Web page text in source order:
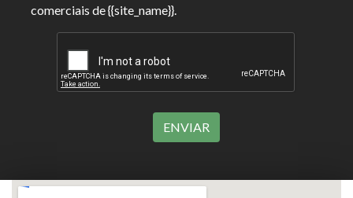
comerciais de {{site_name}}.